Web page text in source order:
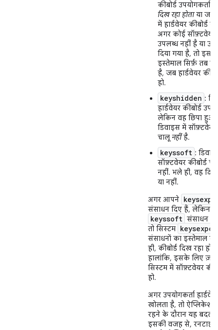
कीबोर्ड उपयोगकर्ता
दिख रहा होताया जब
में हार्डवेयर कीबोर्ड
अगर कोई सॉफ़्टवेयर
उपलब्ध नहीं है या
दिया गया है, तो इस
इस्तेमाल सिर्फ़ तब
है, जब हार्डवेयर
हो.
keyshidden :
हार्डवेयर कीबोर्ड
लेकिन वह छिपा
डिवाइस में सॉफ़्टवेयर
चालू नहींहै.
keyssoft :
सॉफ़्टवेयर कीबोर्ड
नहीं. भले ही, वह दिख
या नहीं.
अगर आपने
संसाधन दिए हैं, लेकिन
keyssoft संसाधन
तो सिस्टम
संसाधनों का इस्तेमाल
ही, कीबोर्ड दिख रहा हो
हालांकि, इसके लिए
सिस्टम में सॉफ़्टवेयर
हो.
अगर उपयोगकर्ता
खोलता है, तो
रहने के दौरान यह बदल
इसकी वजह से, रनटाइम